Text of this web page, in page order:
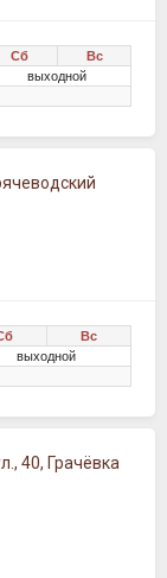
Сб
Вс
выходной
Вс
выходной
40, Грачёвка